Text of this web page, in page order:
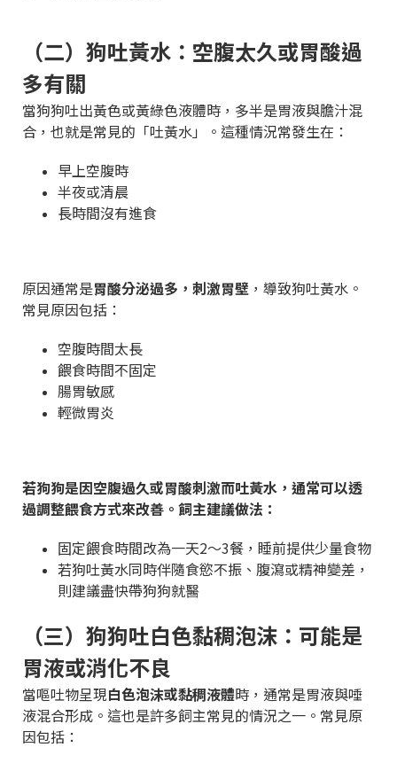
（二）狗吐黃水：空腹太久或胃酸過
多有關
當狗狗吐出黃色或黃綠色液體時，多半是胃液與膽汁混
合，也就是常見的「吐黃水」。這種情況常發生在：
早上空腹時
半夜或清晨
長時間沒有進食
原因通常是胃酸分泌過多，刺激胃壁 ，導致狗吐黃水。
常見原因包括：
空腹時間太長
餵食時間不固定
腸胃敏感
輕微胃炎
若狗狗是因空腹過久或胃酸刺激而吐黃水，通常可以透
過調整餵食方式來改善。飼主建議做法：
固定餵食時間改為一天2～3餐，睡前提供少量食物
若狗吐黃水同時伴隨食慾不振、腹瀉或精神變差，
則建議盡快帶狗狗就醫
（三）狗狗吐白色黏稠泡沫：可能是
胃液或消化不良
當嘔吐物呈現白色泡沫或黏稠液體時，通常是胃液與唾
液混合形成。這也是許多飼主常見的情況之一。常見原
因包括：